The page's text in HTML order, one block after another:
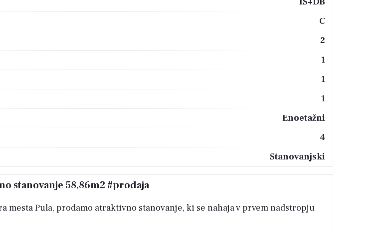
C
2
1
1
1
Enoetažni
4
Stanovanjski
stanovanje 58,86m2 #prodaja
Pula, prodamo atraktivno stanovanje, ki se nahaja v prvem nadstropju